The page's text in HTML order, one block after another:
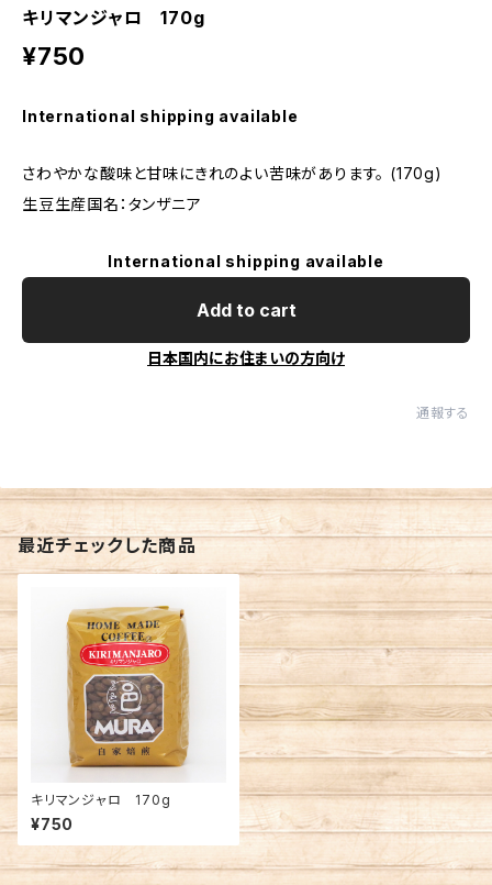
キリマンジャロ 170g
¥750
International shipping available
さわやかな酸味と甘味にきれのよい苦味があります。 (170g)
生豆生産国名：タンザニア
International shipping available
Add to cart
日本国内にお住まいの方向け
通報する
最近チェックした商品
キリマンジャロ 170g
¥750